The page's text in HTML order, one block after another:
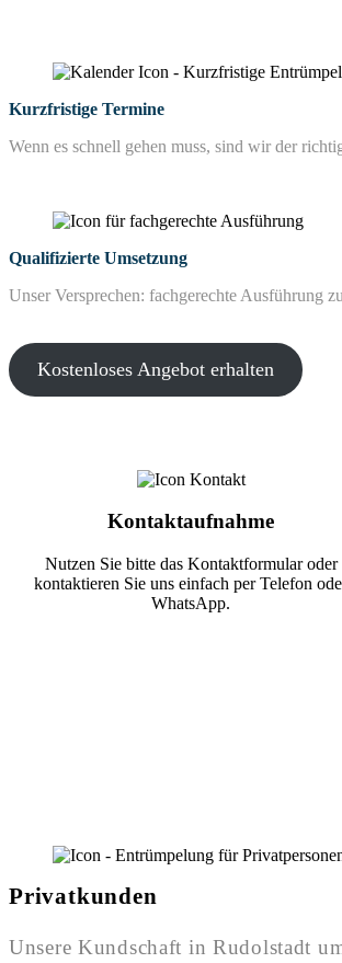
Kurzfristige Termine
Wenn es schnell gehen muss, sind wir der
Qualifizierte Umsetzung
Unser Versprechen: fachgerechte Ausführung
Kostenloses Angebot erhalten
Kontaktaufnahme
Nutzen Sie bitte das Kontaktformular oder
kontaktieren Sie uns einfach per Telefon
WhatsApp.
Privatkunden
Unsere Kundschaft in Rudolstadt